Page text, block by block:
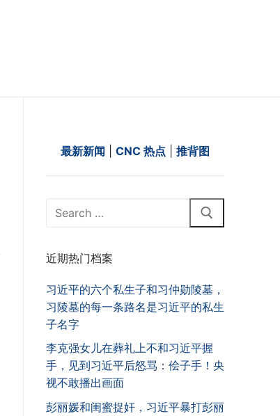
最新新闻 CNC 热点 推背图
Search
近期热门档案
习近平的六个私生子和习仲勋陵墓，
习陵墓的每一条路名是习近平的私生
子名字
李克强女儿在葬礼上不和习近平握
手，见到习近平后怒骂：侩子手！央
视不敢播出画面
彭丽媛和闺蜜捉奸，习近平暴打彭丽